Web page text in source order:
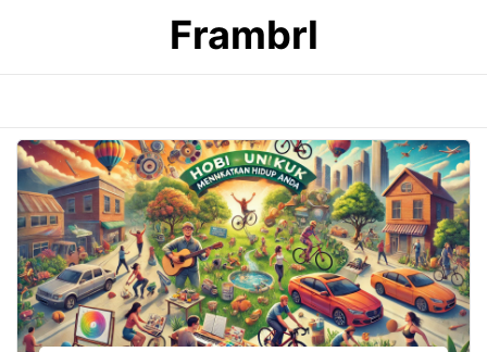
Frambrl